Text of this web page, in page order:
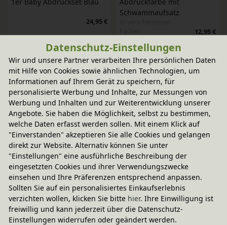
1er Baby Abdruckset Blau
24,95 €
Abdruckfarbe mit
Schwammaufsatz
12,95 €
-20% Code
Abdruckfarbe mit
Schwammaufsatz
In verschiedenen
Farben
12,95 €
-20% Code
Abdruckfarbe mit
Schwammaufsatz
In verschiedenen
Farben
12,95 €
-20% Code
Abdruckfarbe mit
Schwammaufsatz
In verschiedenen
Farben
12,95 €
-20% Code
Abdruckfarbe mit
Schwammaufsatz
In verschiedenen
Farben
-20% Code
Abdruckfarbe mit
Schwammaufsatz
In verschiedenen
-20% Code
Abdruckfarbe mit
Schwammaufsatz
In verschiedenen
Datenschutz-Einstellungen
Wir und unsere Partner verarbeiten Ihre persönlichen Daten
mit Hilfe von Cookies sowie ähnlichen Technologien, um
Informationen auf Ihrem Gerät zu speichern, für
personalisierte Werbung und Inhalte, zur Messungen von
Werbung und Inhalten und zur Weiterentwicklung unserer
Angebote. Sie haben die Möglichkeit, selbst zu bestimmen,
welche Daten erfasst werden sollen. Mit einem Klick auf
"Einverstanden" akzeptieren Sie alle Cookies und gelangen
direkt zur Website. Alternativ können Sie unter
"Einstellungen" eine ausführliche Beschreibung der
eingesetzten Cookies und ihrer Verwendungszwecke
einsehen und Ihre Präferenzen entsprechend anpassen.
Sollten Sie auf ein personalisiertes Einkaufserlebnis
verzichten wollen, klicken Sie bitte hier. Ihre Einwilligung ist
freiwillig und kann jederzeit über die Datenschutz-
Einstellungen widerrufen oder geändert werden.